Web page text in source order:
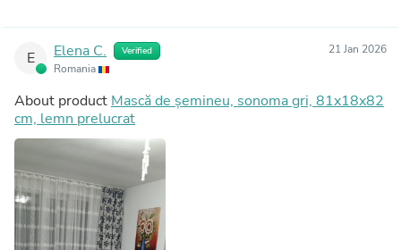
E Elena C. Verified
Romania
21 Jan 2026
About product Mască de șemineu, sonoma gri, 81x18x82
cm, lemn prelucrat